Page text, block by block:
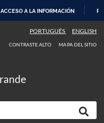
ACCESO A LA INFORMACIÓN
PORTUGUÊS ENGLISH
CONTRASTE ALTO MAPA DEL SITIO